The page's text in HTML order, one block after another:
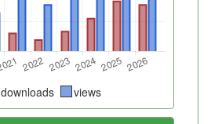
downloads views